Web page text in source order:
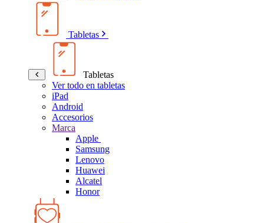
Tabletas
Tabletas
Ver todo en tabletas
iPad
Android
Accesorios
Marca
Apple
Samsung
Lenovo
Huawei
Alcatel
Honor